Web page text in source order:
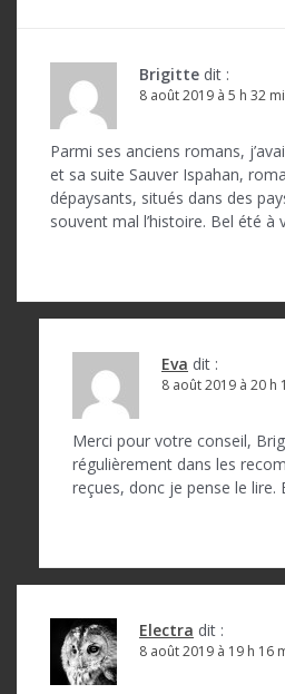
a
Brigitte dit :
8 août 2019 à 5 h 32
Parmi ses anciens romans,
et sa suite Sauver Ispahan,
dépaysants, situés dans des
souvent mal l’histoire. Bel été à
Eva dit :
8 août 2019 à 20 h
Merci pour votre conseil,
régulièrement dans les
reçues, donc je pense le lire.
Electra dit :
8 août 2019 à 19 h 16